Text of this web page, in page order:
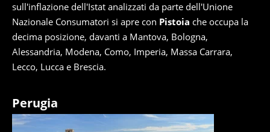
sull'inflazione dell'Istat analizzati da parte dell'Unione
Nazionale Consumatori si apre con Pistoia che occupa la
decima posizione, davanti a Mantova, Bologna,
Alessandria, Modena, Como, Imperia, Massa Carrara,
Lecco, Lucca e Brescia.
Perugia